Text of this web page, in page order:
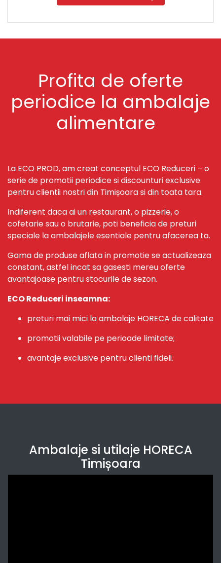
Profita de oferte
periodice la ambalaje
alimentare
La ECO PROD, am creat conceptul ECO Reduceri – o
serie de promotii periodice si discounturi exclusive
pentru clientii nostri din Timișoara si din toata tara.
Indiferent daca ai un restaurant, o pizzerie, o
cofetarie sau o brutarie, poti beneficia de preturi
speciale la ambalajele esentiale pentru afacerea ta.
Gama de produse aflata in promotie se actualizeaza
constant, astfel incat sa gasesti mereu oferte
avantajoase pentru stocurile de sezon.
ECO Reduceri inseamna:
preturi mai mici la ambalaje HORECA de calitate
promotii valabile pe perioade limitate;
avantaje exclusive pentru clienti fideli.
Ambalaje si utilaje HORECA
Timișoara